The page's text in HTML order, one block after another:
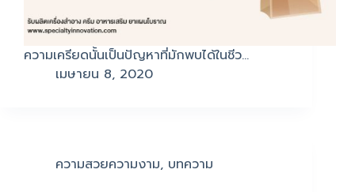
ความเครียดนั้นเป็นปัญหาที่มักพบได้ในชีว…
เมษายน 8, 2020
ความสวยความงาม, บทความ